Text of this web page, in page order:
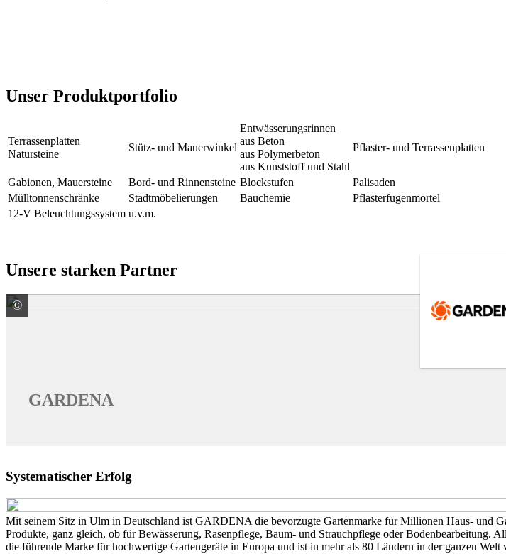
Unser Produktportfolio
Terrassenplatten
Natursteine
Stütz- und Mauerwinkel
Entwässerungsrinnen
aus Beton
aus Polymerbeton
aus Kunststoff und Stahl
Pflaster- und Terrassenplatten
Gabionen, Mauersteine Bord- und Rinnensteine Blockstufen
Palisaden
Mülltonnenschränke
Stadtmöbelierungen Bauchemie
Pflasterfugenmörtel
12-V Beleuchtungssystem u.v.m.
Unsere starken Partner
© GARDENA Deutschland GmbH
GARDENA
Systematischer Erfolg
Mit seinem Sitz in Ulm in Deutschland ist GARDENA die bevorzugte Gartenmarke für Millionen Haus- und
Produkte, ganz gleich, ob für Bewässerung, Rasenpflege, Baum- und Strauchpflege oder
die führende Marke für hochwertige Gartengeräte in Europa und ist in mehr als 80 Ländern in der ganzen Welt